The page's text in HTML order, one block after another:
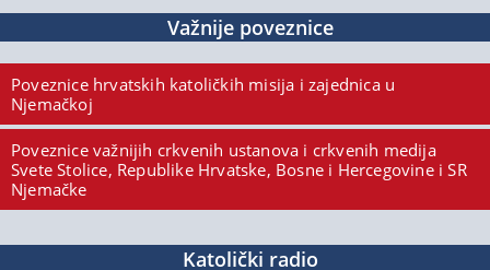
Važnije poveznice
Poveznice hrvatskih katoličkih misija i zajednica u
Njemačkoj
Poveznice važnijih crkvenih ustanova i crkvenih medija
Svete Stolice, Republike Hrvatske, Bosne i Hercegovine i SR
Njemačke
Katolički radio